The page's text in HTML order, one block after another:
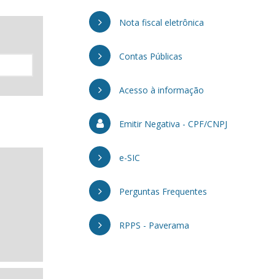
Nota fiscal eletrônica
Contas Públicas
Acesso à informação
Emitir Negativa - CPF/CNPJ
e-SIC
Perguntas Frequentes
RPPS - Paverama